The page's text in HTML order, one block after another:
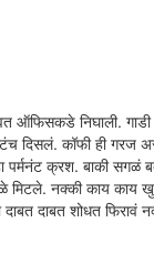
ऑफिसकडे निघाली.
कॉफी ही गरज
पर्मनंट क्रश. बाकी
नक्की काय काय
दाबत शोधत